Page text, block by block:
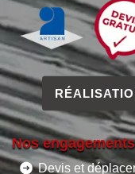
Nos engagements
Devis et